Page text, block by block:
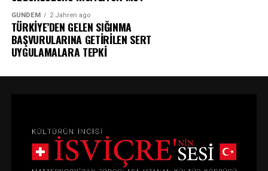
GÜNDEM 2 Jahren ago
TÜRKİYE’DEN GELEN SIĞINMA
BAŞVURULARINA GETİRİLEN SERT
UYGULAMALARA TEPKİ